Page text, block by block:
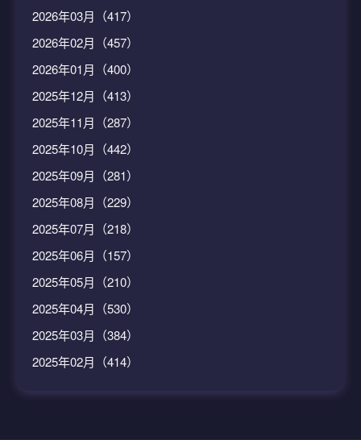
2026年03月（417）
2026年02月（457）
2026年01月（400）
2025年12月（413）
2025年11月（287）
2025年10月（442）
2025年09月（281）
2025年08月（229）
2025年07月（218）
2025年06月（157）
2025年05月（210）
2025年04月（530）
2025年03月（384）
2025年02月（414）